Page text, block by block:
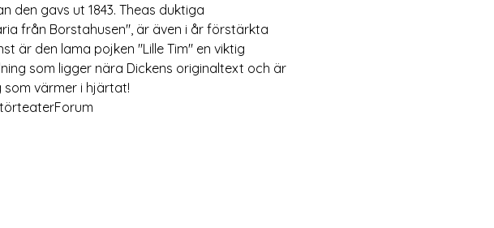
den gavs ut 1843. Theas duktiga
från Borstahusen", är även i år förstärkta
är den lama pojken "Lille Tim" en viktig
som ligger nära Dickens originaltext och är
värmer i hjärtat!